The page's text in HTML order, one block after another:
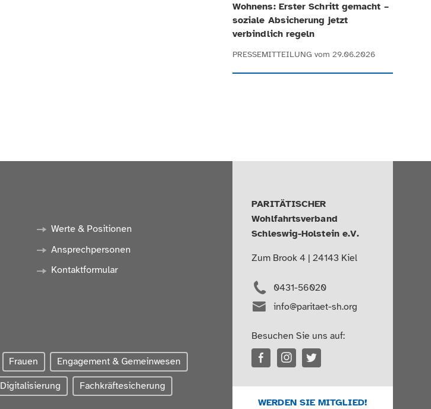
Wohnens: Erster Schritt gemacht –
soziale Absicherung jetzt
verbindlich regeln
PRESSEMITTEILUNG vom 29.06.2026
Werte & Positionen
Ansprechpersonen
Kontaktformular
Frauen Engagement & Gemeinwesen
Digitalisierung Fachkräftesicherung
PARITÄTISCHER
Wohlfahrtsverband
Schleswig-Holstein e.V.
Zum Brook 4 | 24143 Kiel
0431-56020
info@paritaet-sh.org
Besuchen Sie uns auf:
WERDEN SIE MITGLIED!